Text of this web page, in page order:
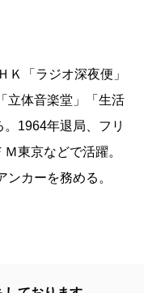
：2004年4月23日
Ｋ「ラジオ深夜便」
立体音楽堂」「生活
1964年退局、フリ
東京などで活躍。
カーを務める。